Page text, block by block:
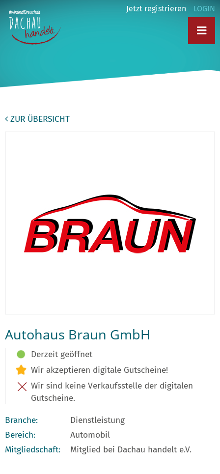
Jetzt registrieren LOGIN
ZUR ÜBERSICHT
Autohaus Braun GmbH
Derzeit geöffnet
Wir akzeptieren digitale Gutscheine!
Wir sind keine Verkaufsstelle der digitalen
Gutscheine.
Branche:
Dienstleistung
Bereich:
Automobil
Mitgliedschaft:
Mitglied bei Dachau handelt e.V.